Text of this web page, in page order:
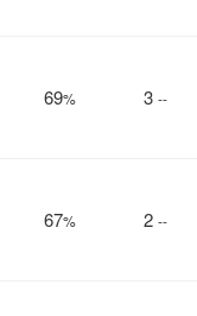
69% 3 --
67% 2 --